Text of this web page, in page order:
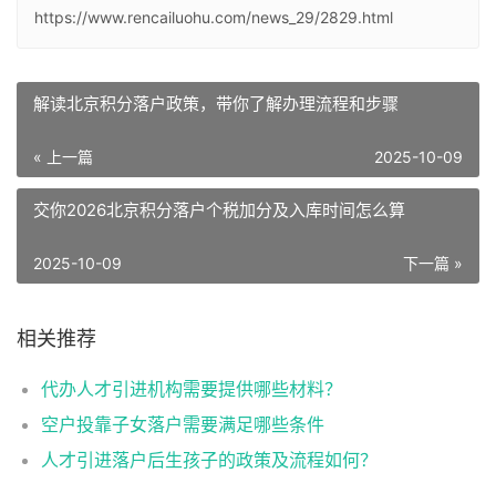
https://www.rencailuohu.com/news_29/2829.html
解读北京积分落户政策，带你了解办理流程和步骤
« 上一篇 2025-10-09
交你2026北京积分落户个税加分及入库时间怎么算
下一篇 »
2025-10-09
相关推荐
代办人才引进机构需要提供哪些材料？
空户投靠子女落户需要满足哪些条件
人才引进落户后生孩子的政策及流程如何？